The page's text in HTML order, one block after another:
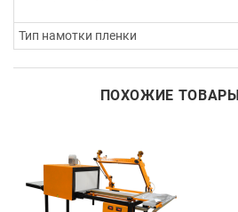
Тип намотки пленки
ПОХОЖИЕ ТОВАРЫ